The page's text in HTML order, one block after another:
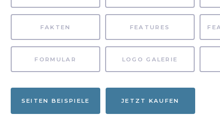
FAKTEN FEATURES
FORMULAR LOGO GALERIE
SEITEN BEISPIELE JETZT KAUFEN